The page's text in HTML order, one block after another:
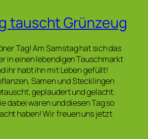
tauscht Grünzeug
Tag! Am Samstag hat sich das
in einen lebendigen Tauschmarkt
ihr habt ihn mit Leben gefüllt!
Samen und Stecklingen
geplaudert und gelacht.
dabei waren und diesen Tag so
haben! Wir freuen uns jetzt